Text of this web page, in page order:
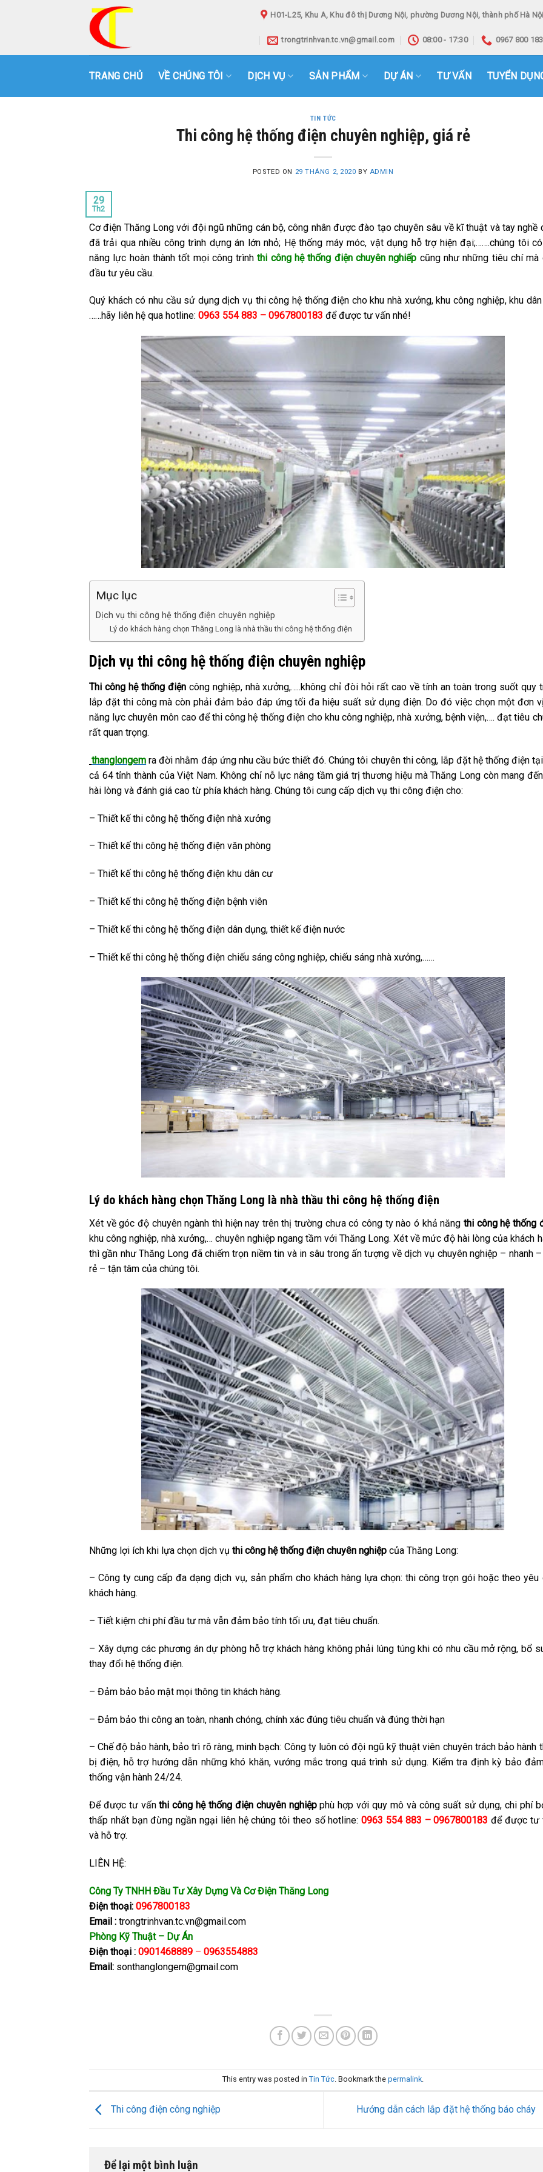
H01-L25, Khu A, Khu đô thị Dương Nội, phường Dương Nội, thành phố Hà
trongtrinhvan.tc.vn@gmail.com 08:00 - 17:30 0967 800 183
TRANG CHỦ VỀ CHÚNG TÔI DỊCH VỤ SẢN PHẨM DỰ ÁN TƯ VẤN TUYỂN
TIN TỨC
Thi công hệ thống điện chuyên nghiệp, giá rẻ
POSTED ON 29 THÁNG 2, 2020 BY ADMIN
29
Th2
Cơ điện Thăng Long với đội ngũ những cán bộ, công nhân được đào tạo chuyên sâu về kĩ thuật và tay nghề
đã trải qua nhiều công trình dựng án lớn nhỏ; Hệ thống máy móc, vật dụng hỗ trợ hiện đại;…….chúng tôi
năng lực hoàn thành tốt mọi công trìnhthi công hệ thống điện chuyên nghiếp cũng như những tiêu chí mà
đầu tư yêu cầu.
Quý khách có nhu cầu sử dụng dịch vụ thi công hệ thống điện cho khu nhà xưởng, khu công nghiệp, khu
……hãy liên hệ qua hotline: 0963 554 883 – 0967800183 để được tư vấn nhé!
Mục lục
Dịch vụ thi công hệ thống điện chuyên nghiệp
Lý do khách hàng chọn Thăng Long là nhà thầu thi công hệ thống điện
Dịch vụ thi công hệ thống điện chuyên nghiệp
Thi công hệ thống điệncông nghiệp, nhà xưởng,…..không chỉ đòi hỏi rất cao về tính an toàn trong suốt quy
lắp đặt thi công mà còn phải đảm bảo đáp ứng tối đa hiệu suất sử dụng điện. Do đó việc chọn một đơn
năng lực chuyên môn cao để thi công hệ thống điện cho khu công nghiệp, nhà xưởng, bệnh viện,…. đạt tiêu
rất quan trọng.
thanglongem ra đời nhằm đáp ứng nhu cầu bức thiết đó. Chúng tôi chuyên thi công, lắp đặt hệ thống điện
cả 64 tỉnh thành của Việt Nam. Không chỉ nỗ lực nâng tầm giá trị thương hiệu mà Thăng Long còn mang
hài lòng và đánh giá cao từ phía khách hàng. Chúng tôi cung cấp dịch vụ thi công điện cho:
– Thiết kế thi công hệ thống điện nhà xưởng
– Thiết kế thi công hệ thống điện văn phòng
– Thiết kế thi công hệ thống điện khu dân cư
– Thiết kế thi công hệ thống điện bệnh viên
– Thiết kế thi công hệ thống điện dân dụng, thiết kế điện nước
– Thiết kế thi công hệ thống điện chiếu sáng công nghiệp, chiếu sáng nhà xưởng,……
Lý do khách hàng chọn Thăng Long là nhà thầu thi công hệ thống điện
Xét về góc độ chuyên ngành thì hiện nay trên thị trường chưa có công ty nào ó khả năng thi công hệ thống
khu công nghiệp, nhà xưởng,… chuyên nghiệp ngang tầm với Thăng Long. Xét về mức độ hài lòng của khách
thì gần như Thăng Long đã chiếm trọn niềm tin và in sâu trong ấn tượng về dịch vụ chuyên nghiệp – nhanh
rẻ – tận tâm của chúng tôi.
Những lợi ích khi lựa chọn dịch vụ thi công hệ thống điện chuyên nghiệp của Thăng Long:
– Công ty cung cấp đa dạng dịch vụ, sản phẩm cho khách hàng lựa chọn: thi công trọn gói hoặc theo yêu
khách hàng.
– Tiết kiệm chi phí đầu tư mà vẫn đảm bảo tính tối ưu, đạt tiêu chuẩn.
– Xây dựng các phương án dự phòng hỗ trợ khách hàng không phải lúng túng khi có nhu cầu mở rộng, bổ
thay đổi hệ thống điện.
– Đảm bảo bảo mật mọi thông tin khách hàng.
– Đảm bảo thi công an toàn, nhanh chóng, chính xác đúng tiêu chuẩn và đúng thời hạn
– Chế độ bảo hành, bảo trì rõ ràng, minh bạch: Công ty luôn có đội ngũ kỹ thuật viên chuyên trách bảo hành
bị điện, hỗ trợ hướng dẫn những khó khăn, vướng mắc trong quá trình sử dụng. Kiểm tra định kỳ bảo
thống vận hành 24/24.
Để được tư vấnthi công hệ thống điện chuyên nghiệpphù hợp với quy mô và công suất sử dụng, chi phí
thấp nhất bạn đừng ngần ngại liên hệ chúng tôi theo số hotline:0963 554 883 – 0967800183 để được tư
và hỗ trợ.
LIÊN HỆ:
Công Ty TNHH Đầu Tư Xây Dựng Và Cơ Điện Thăng Long
Điện thoại: 0967800183
Email : trongtrinhvan.tc.vn@gmail.com
Phòng Kỹ Thuật – Dự Án
Điện thoại : 0901468889 – 0963554883
Email: sonthanglongem@gmail.com
This entry was posted inTin Tức . Bookmark thepermalink
Thi công điện công nghiệp Hướng dẫn cách lắp đặt hệ thống báo cháy
Để lại một bình luận